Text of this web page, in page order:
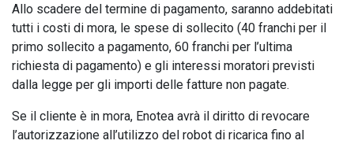
Allo scadere del termine di pagamento, saranno addebitati
tutti i costi di mora, le spese di sollecito (40 franchi per il
primo sollecito a pagamento, 60 franchi per l’ultima
richiesta di pagamento) e gli interessi moratori previsti
dalla legge per gli importi delle fatture non pagate.
Se il cliente è in mora, Enotea avrà il diritto di revocare
l’autorizzazione all’utilizzo del robot di ricarica fino al